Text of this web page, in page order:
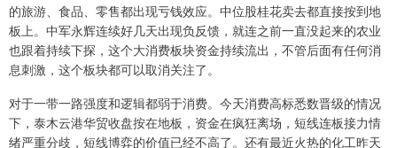
的旅游、食品、零售都出现亏钱效应。中位股桂花卖去都直接按到地
板上。中军永辉连续好几天出现负反馈，就连之前一直没起来的农业
也跟着持续下探，这个大消费板块资金持续流出，不管后面有任何消
息刺激，这个板块都可以取消关注了。
对于一带一路强度和逻辑都弱于消费。今天消费高标悉数晋级的情况
下，泰木云港华贸收盘按在地板，资金在疯狂离场，短线连板接力情
绪严重分歧，短线博弈的价值已经不高了。还有最近火热的化工昨天